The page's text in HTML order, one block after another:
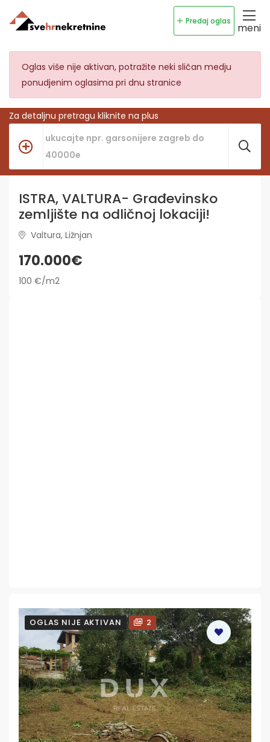
Predaj oglas
meni
Oglas više nije aktivan, potražite neki sličan medju
ponudjenim oglasima pri dnu stranice
Za detaljnu pretragu kliknite na plus
ISTRA, VALTURA- Građevinsko
zemljište na odličnoj lokaciji!
Valtura, Ližnjan
170.000€
100 €/m2
OGLAS NIJE AKTIVAN 2